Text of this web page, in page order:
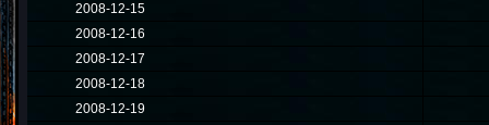
2008-12-15
2008-12-16
2008-12-17
2008-12-18
2008-12-19